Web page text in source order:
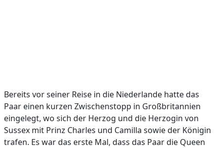
Bereits vor seiner Reise in die Niederlande hatte das
Paar einen kurzen Zwischenstopp in Großbritannien
eingelegt, wo sich der Herzog und die Herzogin von
Sussex mit Prinz Charles und Camilla sowie der Königin
trafen. Es war das erste Mal, dass das Paar die Queen